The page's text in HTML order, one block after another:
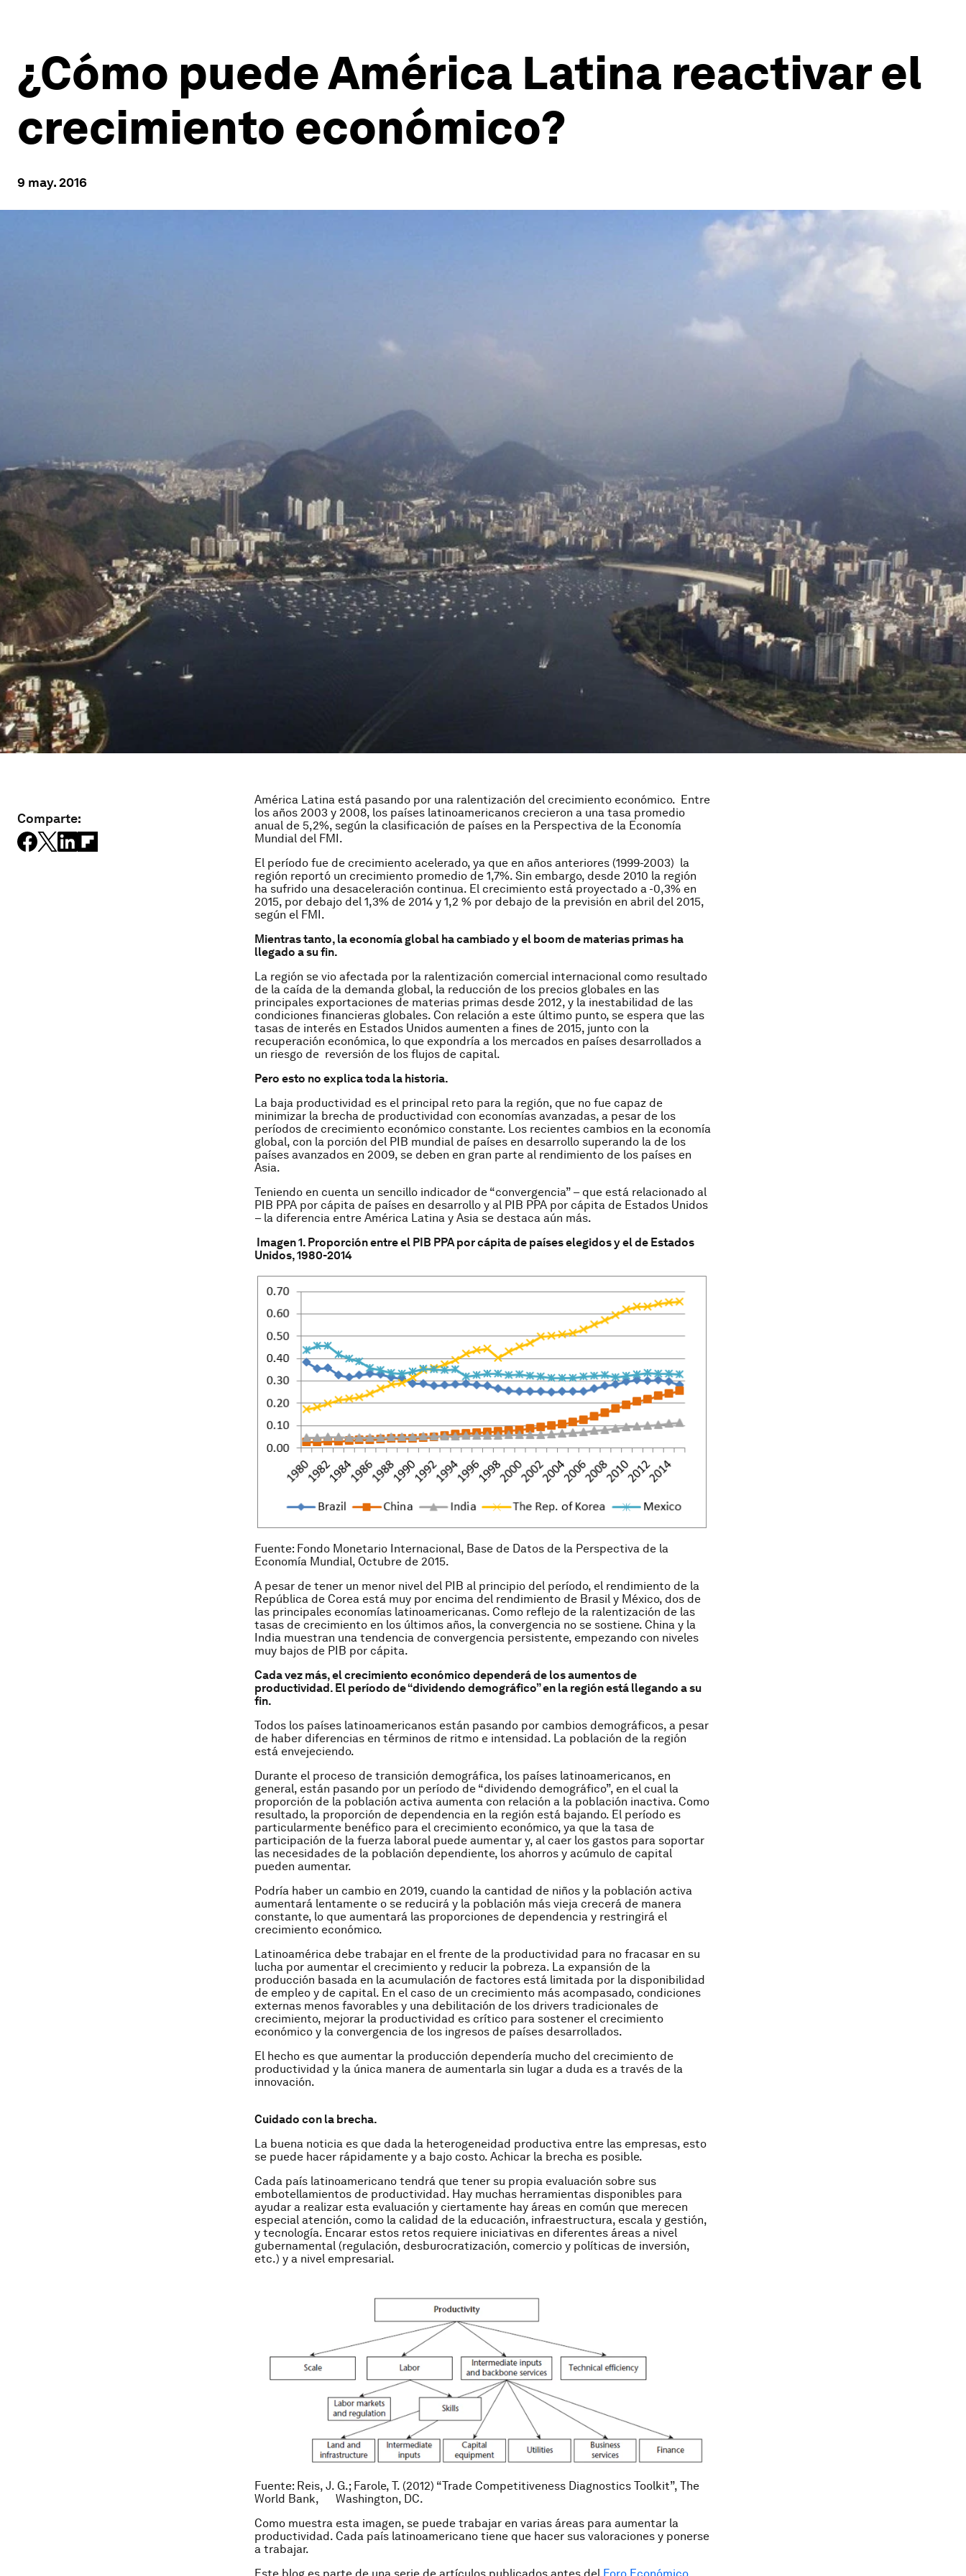
¿Cómo puede América Latina reactivar el
crecimiento económico?
9 may. 2016
Comparte:
América Latina está pasando por una ralentización del crecimiento económico. Entre
los años 2003 y 2008, los países latinoamericanos crecieron a una tasa promedio
anual de 5,2%, según la clasificación de países en la Perspectiva de la Economía
Mundial del FMI.
El período fue de crecimiento acelerado, ya que en años anteriores (1999-2003) la
región reportó un crecimiento promedio de 1,7%. Sin embargo, desde 2010 la región
ha sufrido una desaceleración continua. El crecimiento está proyectado a -0,3% en
2015, por debajo del 1,3% de 2014 y 1,2 % por debajo de la previsión en abril del 2015,
según el FMI.
Mientras tanto, la economía global ha cambiado y el boom de materias primas ha
llegado a su fin.
La región se vio afectada por la ralentización comercial internacional como resultado
de la caída de la demanda global, la reducción de los precios globales en las
principales exportaciones de materias primas desde 2012, y la inestabilidad de las
condiciones financieras globales. Con relación a este último punto, se espera que las
tasas de interés en Estados Unidos aumenten a fines de 2015, junto con la
recuperación económica, lo que expondría a los mercados en países desarrollados a
un riesgo de reversión de los flujos de capital.
Pero esto no explica toda la historia.
La baja productividad es el principal reto para la región, que no fue capaz de
minimizar la brecha de productividad con economías avanzadas, a pesar de los
períodos de crecimiento económico constante. Los recientes cambios en la economía
global, con la porción del PIB mundial de países en desarrollo superando la de los
países avanzados en 2009, se deben en gran parte al rendimiento de los países en
Asia.
Teniendo en cuenta un sencillo indicador de “convergencia” – que está relacionado al
PIB PPA por cápita de países en desarrollo y al PIB PPA por cápita de Estados Unidos
– la diferencia entre América Latina y Asia se destaca aún más.
Imagen 1. Proporción entre el PIB PPA por cápita de países elegidos y el de Estados
Unidos, 1980-2014
Fuente: Fondo Monetario Internacional, Base de Datos de la Perspectiva de la
Economía Mundial, Octubre de 2015.
A pesar de tener un menor nivel del PIB al principio del período, el rendimiento de la
República de Corea está muy por encima del rendimiento de Brasil y México, dos de
las principales economías latinoamericanas. Como reflejo de la ralentización de las
tasas de crecimiento en los últimos años, la convergencia no se sostiene. China y la
India muestran una tendencia de convergencia persistente, empezando con niveles
muy bajos de PIB por cápita.
Cada vez más, el crecimiento económico dependerá de los aumentos de
productividad. El período de “dividendo demográfico” en la región está llegando a su
fin.
Todos los países latinoamericanos están pasando por cambios demográficos, a pesar
de haber diferencias en términos de ritmo e intensidad. La población de la región
está envejeciendo.
Durante el proceso de transición demográfica, los países latinoamericanos, en
general, están pasando por un período de “dividendo demográfico”, en el cual la
proporción de la población activa aumenta con relación a la población inactiva. Como
resultado, la proporción de dependencia en la región está bajando. El período es
particularmente benéfico para el crecimiento económico, ya que la tasa de
participación de la fuerza laboral puede aumentar y, al caer los gastos para soportar
las necesidades de la población dependiente, los ahorros y acúmulo de capital
pueden aumentar.
Podría haber un cambio en 2019, cuando la cantidad de niños y la población activa
aumentará lentamente o se reducirá y la población más vieja crecerá de manera
constante, lo que aumentará las proporciones de dependencia y restringirá el
crecimiento económico.
Latinoamérica debe trabajar en el frente de la productividad para no fracasar en su
lucha por aumentar el crecimiento y reducir la pobreza. La expansión de la
producción basada en la acumulación de factores está limitada por la disponibilidad
de empleo y de capital. En el caso de un crecimiento más acompasado, condiciones
externas menos favorables y una debilitación de los drivers tradicionales de
crecimiento, mejorar la productividad es crítico para sostener el crecimiento
económico y la convergencia de los ingresos de países desarrollados.
El hecho es que aumentar la producción dependería mucho del crecimiento de
productividad y la única manera de aumentarla sin lugar a duda es a través de la
innovación.
Cuidado con la brecha.
La buena noticia es que dada la heterogeneidad productiva entre las empresas, esto
se puede hacer rápidamente y a bajo costo. Achicar la brecha es posible.
Cada país latinoamericano tendrá que tener su propia evaluación sobre sus
embotellamientos de productividad. Hay muchas herramientas disponibles para
ayudar a realizar esta evaluación y ciertamente hay áreas en común que merecen
especial atención, como la calidad de la educación, infraestructura, escala y gestión,
y tecnología. Encarar estos retos requiere iniciativas en diferentes áreas a nivel
gubernamental (regulación, desburocratización, comercio y políticas de inversión,
etc.) y a nivel empresarial.
Fuente: Reis, J. G.; Farole, T. (2012) “Trade Competitiveness Diagnostics Toolkit”, The
World Bank, Washington, DC.
Como muestra esta imagen, se puede trabajar en varias áreas para aumentar la
productividad. Cada país latinoamericano tiene que hacer sus valoraciones y ponerse
a trabajar.